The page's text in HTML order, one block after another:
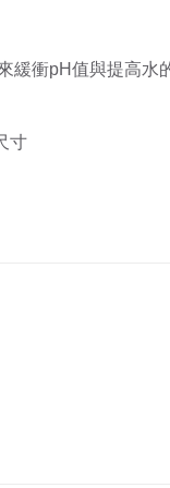
緩衝pH值與提高水
寸